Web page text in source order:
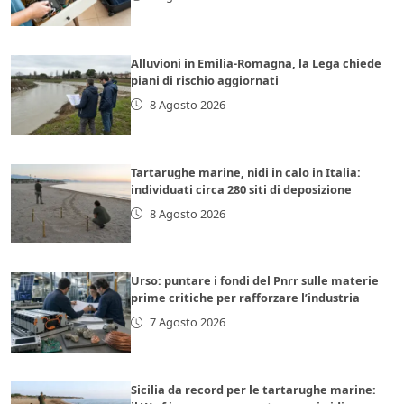
Alluvioni in Emilia-Romagna, la Lega chiede
piani di rischio aggiornati
8 Agosto 2026
Tartarughe marine, nidi in calo in Italia:
individuati circa 280 siti di deposizione
8 Agosto 2026
Urso: puntare i fondi del Pnrr sulle materie
prime critiche per rafforzare l’industria
7 Agosto 2026
Sicilia da record per le tartarughe marine: